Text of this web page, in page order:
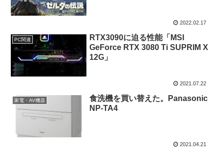
2022.02.17
PC関連
RTX3090に迫る性能「MSI
GeForce RTX 3080 Ti SUPRIM X
12G」
2021.07.22
家電・AV機器
食洗機を買い替えた。Panasonic
NP-TA4
2021.04.21